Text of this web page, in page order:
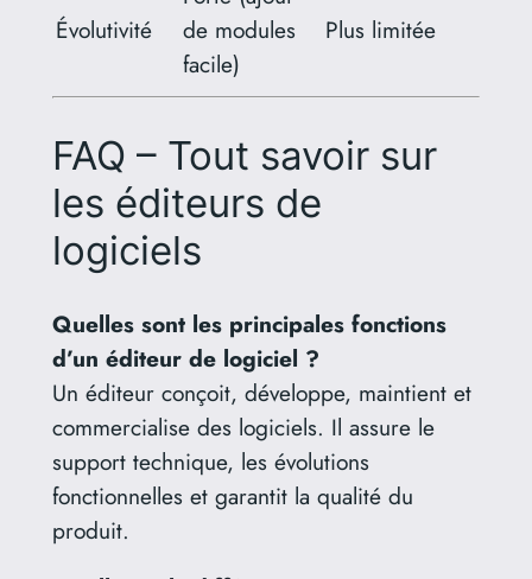
Évolutivité
de modules
facile)
Plus limitée
FAQ – Tout savoir sur
les éditeurs de
logiciels
Quelles sont les principales fonctions
d’un éditeur de logiciel ?
Un éditeur conçoit, développe, maintient et
commercialise des logiciels. Il assure le
support technique, les évolutions
fonctionnelles et garantit la qualité du
produit.